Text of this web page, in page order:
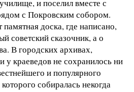
и поселил вместе с
с Покровским собором.
доска, где написано,
советский сказочник, а о
В городских архивах,
у краеведов не сохранилось ни
и популярного
собиралась некогда